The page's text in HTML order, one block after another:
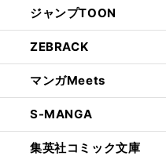
ジャンプTOON
ZEBRACK
マンガMeets
S-MANGA
集英社コミック文庫